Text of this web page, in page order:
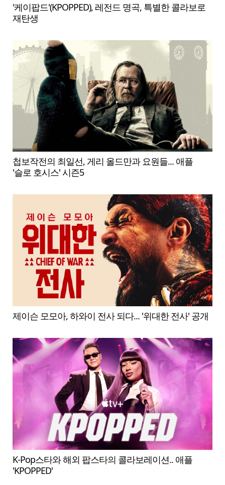
'케이팝드'(KPOPPED), 레전드 명곡, 특별한 콜라보로
재탄생
첩보작전의 최일선, 게리 올드만과 요원들... 애플
'슬로 호시스' 시즌5
제이슨 모모아, 하와이 전사 되다... '위대한 전사' 공개
K-Pop스타와 해외 팝스타의 콜라보레이션.. 애플
'KPOPPED'